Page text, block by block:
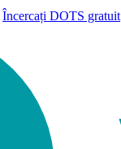
Încercați DOTS gratuit